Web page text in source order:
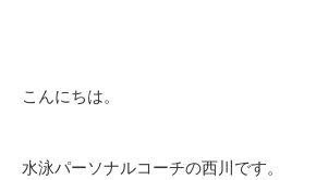
こんにちは。
水泳パーソナルコーチの西川です。